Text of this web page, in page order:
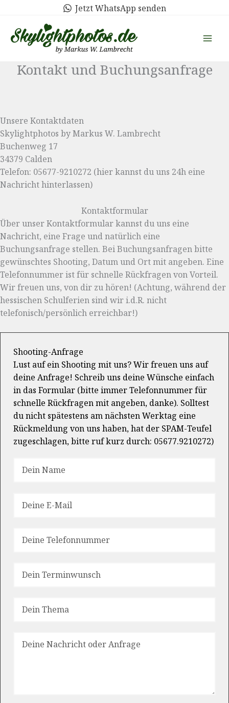
springen
Jetzt WhatsApp senden
Kontakt und Buchungsanfrage
Unsere Kontaktdaten
Skylightphotos by Markus W. Lambrecht
Buchenweg 17
34379 Calden
Telefon: 05677-9210272 (hier kannst du uns 24h eine
Nachricht hinterlassen)
Kontaktformular
Über unser Kontaktformular kannst du uns eine
Nachricht, eine Frage und natürlich eine
Buchungsanfrage stellen. Bei Buchungsanfragen bitte
gewünschtes Shooting, Datum und Ort mit angeben. Eine
Telefonnummer ist für schnelle Rückfragen von Vorteil.
Wir freuen uns, von dir zu hören! (Achtung, während der
hessischen Schulferien sind wir i.d.R. nicht
telefonisch/persönlich erreichbar!)
Shooting-Anfrage
Lust auf ein Shooting mit uns? Wir freuen uns auf
deine Anfrage! Schreib uns deine Wünsche einfach
in das Formular (bitte immer Telefonnummer für
schnelle Rückfragen mit angeben, danke). Solltest
du nicht spätestens am nächsten Werktag eine
Rückmeldung von uns haben, hat der SPAM-Teufel
zugeschlagen, bitte ruf kurz durch: 05677.9210272)